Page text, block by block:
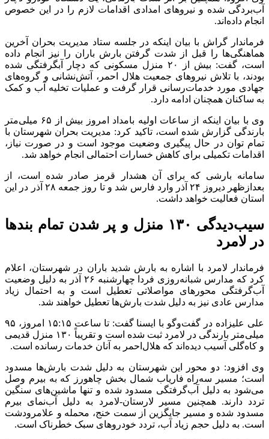
آب‌بردگی شده و نیرو‌های امدادی اقدامات لازم را در این خصوص
انجام داده‌اند.
فرماندار گراش با بیان اینکه در جلسه ستاد مدیریت بحران آخرین
هماهنگی‌ها را قبل از شدت گرفتن بارش باران را نیز انجام داده
است، گفت: بیش از ۲۰ منزل مسکونی که دچار آبگرفتگی شده
بودند، با تلاش نیرو‌های جمعیت هلال احمر، آتش‌نشانی و گروه‌های
جهادی مورد خدمات‌رسانی قرار گرفت و عملیات تخلیه آب و کمک
به ساکنان همچنان ادامه دارد.
وی با بیان اینکه از ساعات اولیه بامداد امروز بیش از ۶۵ میلی‌متر
بارندگی گزارش شده است، تاکید کرد: مدیریت بحران شهرستان با
تمام توان در حال پیگیری وضعیت موجود است و در صورت نیاز،
اقدامات تکمیلی برای کاهش خسارات احتمالی انجام خواهد شد.
سامانه بارشی که برای آن هشدار قرمز صادر شده است، از
بعدازظهر دیروز ۲۴ آذر وارد فارس شد و تا روز جمعه ۲۸ آذر در این
استان فعالیت خواهد داشت.
سیب‌دیدگی ۱۳۰ منزل و پر شدن تمام بند‌ها
در لامرد
فرماندار لامرد با اشاره به بارش شدید باران در شهرستان، اعلام
کرد که مدارس شبانه‌روزی فردا چهارشنبه ۲۶ آذر به دلیل وضعیت
آب‌گرفتگی محور‌های مواصلاتی تعطیل است و به احتمال زیاد
مدارس عادی نیز به دلیل شدت بارش‌ها تعطیل خواهند شد.
علی علیزاده در گفت‌و‌گو با ایسنا گفت: تا ساعت ۱۵:۱۵ امروز، ۹۵
میلی‌متر بارندگی در لامرد ثبت شده است و تقریباً ۱۳۰ منزل قدیمی
و کاه‌گلی آسیب دیده‌اند که هلال‌احمر به آنان خدمات رسانده است.
وی افزود: دو محور این شهرستان به دلیل شدت بارش‌ها مسدود
است؛ مسیر سه‌راه فاریاب شمال بخش چاهورز که به بیرم وصل
می‌شود به دلیل آب‌گرفتگی مسدود شده و تنها ماشین‌های سنگین
تردد دارند. همچنین مسیر لارستان-لامرد به دلیل آب‌نمای بیرم
مسدود شده و مسیر جایگزین از سمت خنج، محمله و علامرودشت
است. به دلیل حجم زیاد آب، تردد خودرو‌های سبک خطرناک است.